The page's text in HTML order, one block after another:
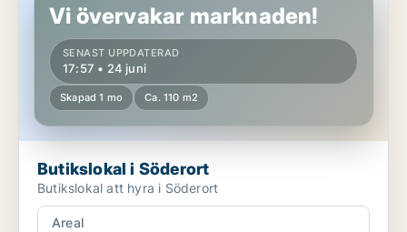
Vi övervakar marknaden!
SENAST UPPDATERAD
17:57 • 24 juni
Skapad 1 mo Ca. 110 m2
Butikslokal i Söderort
Butikslokal att hyra i Söderort
Areal